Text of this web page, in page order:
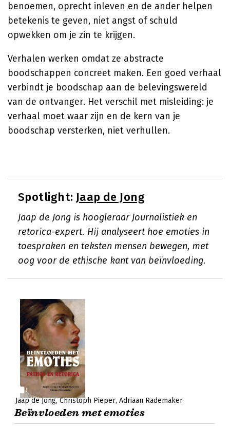
benoemen, oprecht inleven en de ander helpen
betekenis te geven, niet angst of schuld
opwekken om je zin te krijgen.
Verhalen werken omdat ze abstracte
boodschappen concreet maken. Een goed verhaal
verbindt je boodschap aan de belevingswereld
van de ontvanger. Het verschil met misleiding: je
verhaal moet waar zijn en de kern van je
boodschap versterken, niet verhullen.
Spotlight: Jaap de Jong
Jaap de Jong is hoogleraar Journalistiek en
retorica-expert. Hij analyseert hoe emoties in
toespraken en teksten mensen bewegen, met
oog voor de ethische kant van beïnvloeding.
Jaap de Jong Christoph Pieper Adriaan Rademaker
Beïnvloeden met emoties